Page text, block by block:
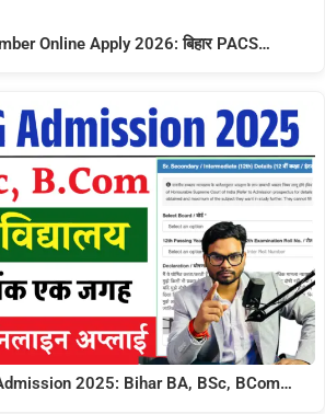
Online Apply 2026: बिहार PACS…
2025: Bihar BA, BSc, BCom…